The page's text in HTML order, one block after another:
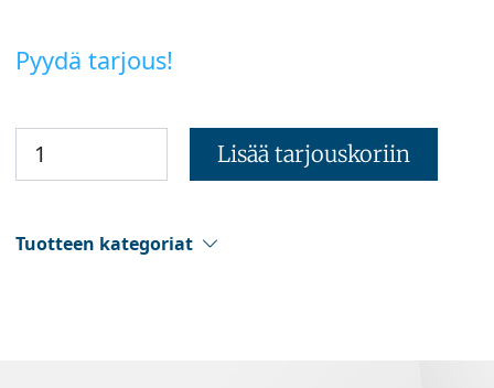
Pyydä tarjous!
Lisää tarjouskoriin
Tuotteen kategoriat